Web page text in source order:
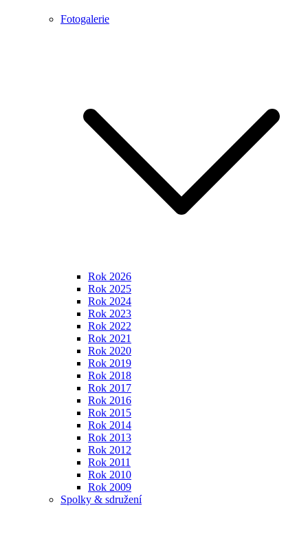
Fotogalerie
Rok 2026
Rok 2025
Rok 2024
Rok 2023
Rok 2022
Rok 2021
Rok 2020
Rok 2019
Rok 2018
Rok 2017
Rok 2016
Rok 2015
Rok 2014
Rok 2013
Rok 2012
Rok 2011
Rok 2010
Rok 2009
Spolky & sdružení